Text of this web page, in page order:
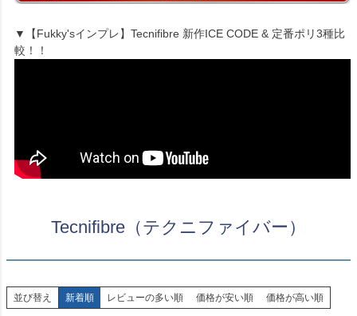
▼【Fukky'sインプレ】Tecnifibre 新作ICE CODE & 定番ポリ3種比
較！！
Tecnifibre（テクニファイバー）
並び替え 新着順 レビューの多い順 価格が安い順 価格が高い順